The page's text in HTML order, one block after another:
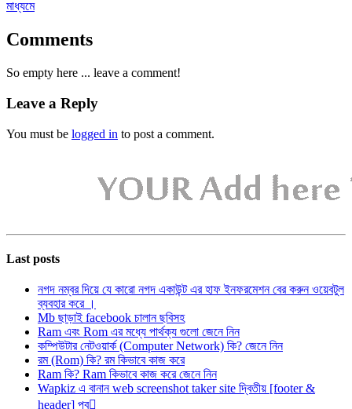
মাধ্যমে
Comments
So empty here ... leave a comment!
Leave a Reply
You must be logged in to post a comment.
Last posts
নগদ নম্বর দিয়ে যে কারো নগদ একাউন্ট এর হাফ ইনফরমেশন বের করুন ওয়েবটুল
ব্যবহার করে ।
Mb ছাড়াই facebook চালান ছবিসহ
Ram এবং Rom এর মধ্যে পার্থক্য গুলো জেনে নিন
কম্পিউটার নেটওয়ার্ক (Computer Network) কি? জেনে নিন
রম (Rom) কি? রম কিভাবে কাজ করে
Ram কি? Ram কিভাবে কাজ করে জেনে নিন
Wapkiz এ বানান web screenshot taker site দ্বিতীয় [footer &
header] পব